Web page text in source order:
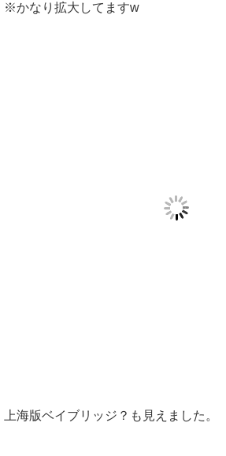
※かなり拡大してますw
上海版ベイブリッジ？も見えました。